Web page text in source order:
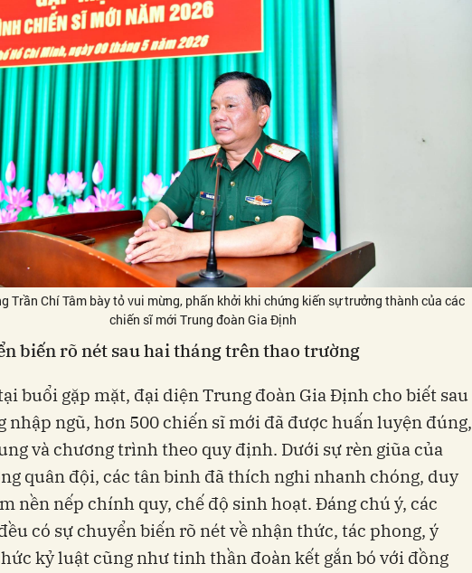
Trần Chí Tâm bày tỏ vui mừng, phấn khởi khi chứng kiến sự trưởng thành của các
chiến sĩ mới Trung đoàn Gia Định
biến rõ nét sau hai tháng trên thao trường
buổi gặp mặt, đại diện Trung đoàn Gia Định cho biết sau
nhập ngũ, hơn 500 chiến sĩ mới đã được huấn luyện đúng,
và chương trình theo quy định. Dưới sự rèn giũa của
quân đội, các tân binh đã thích nghi nhanh chóng, duy
nền nếp chính quy, chế độ sinh hoạt. Đáng chú ý, các
có sự chuyển biến rõ nét về nhận thức, tác phong, ý
kỷ luật cũng như tinh thần đoàn kết gắn bó với đồng